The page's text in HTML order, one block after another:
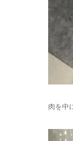
肉を中